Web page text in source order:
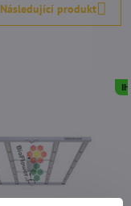
Následující produkt